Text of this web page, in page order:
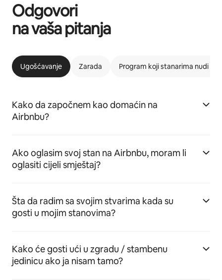
Odgovori
na vaša pitanja
Ugošćavanje Zarada Program koji stanarima nudi
Kako da započnem kao domaćin na
Airbnbu?
Ako oglasim svoj stan na Airbnbu, moram li
oglasiti cijeli smještaj?
Šta da radim sa svojim stvarima kada su
gosti u mojim stanovima?
Kako će gosti ući u zgradu / stambenu
jedinicu ako ja nisam tamo?